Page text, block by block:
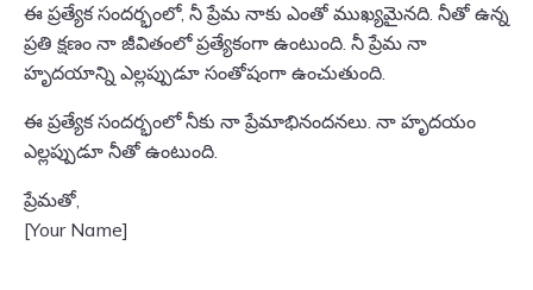
ఈ ప్రత్యేక సందర్భంలో, నీ ప్రేమ నాకు ఎంతో ముఖ్యమైనది. నీతో ఉన్న
ప్రతి క్షణం నా జీవితంలో ప్రత్యేకంగా ఉంటుంది. నీ ప్రేమ నా
హృదయాన్ని ఎల్లప్పుడూ సంతోషంగా ఉంచుతుంది.
ఈ ప్రత్యేక సందర్భంలో నీకు నా ప్రేమాభినందనలు. నా హృదయం
ఎల్లప్పుడూ నీతో ఉంటుంది.
ప్రేమతో,
[Your Name]